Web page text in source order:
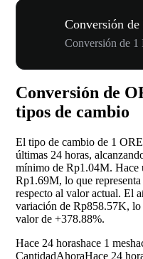
Conversión
Conversión de
Conversión de
tipos de cambio
El tipo de cambio de 1
últimas 24 horas,
mínimo de Rp1.04M. Hace
Rp1.69M, lo que
respecto al valor actual. El
variación de Rp858.57K, lo
valor de +378.88%.
Hace 24 horashace 1 mes
CantidadAhoraHace 24